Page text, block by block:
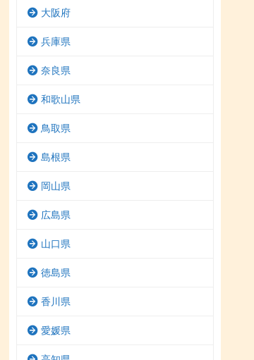
大阪府
兵庫県
奈良県
和歌山県
鳥取県
島根県
岡山県
広島県
山口県
徳島県
香川県
愛媛県